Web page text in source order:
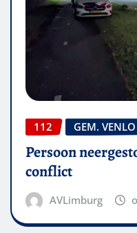
112 GEM. VENLO
Persoon
conflict
AVLimburg